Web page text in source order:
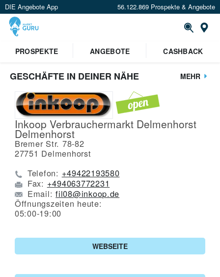
DIE Angebote App 56.122.869 Prospekte & Angebote
PROSPEKTE
ANGEBOTE CASHBACK
GESCHÄFTE IN DEINER NÄHE MEHR
Inkoop Verbrauchermarkt Delmenhorst
Delmenhorst
Bremer Str. 78-82
27751 Delmenhorst
Telefon: +49422193580
Fax: +494063772231
Email:fil08@inkoop.de
Öffnungszeiten heute:
05:00-19:00
WEBSEITE